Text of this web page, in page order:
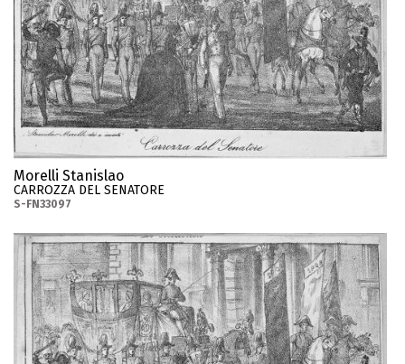
Morelli Stanislao
CARROZZA DEL SENATORE
S-FN33097